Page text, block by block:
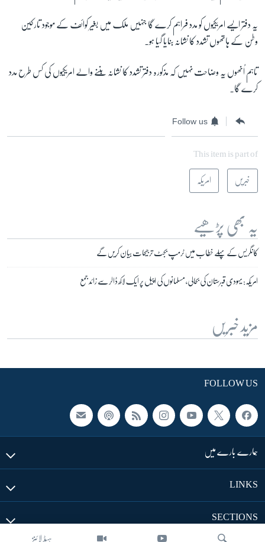
ہیڈ لائنز
یہ دفتر ایسے امریکیوں کو مدد فراہم کرے گا جنہیں ملک میں بغیر کوائف کے موجود تارکین
وطن کے ہاتھوں تشدد کا نشانہ بنایا گیا ہو۔
تاہم اُنھوں یہ وضاحت نہیں کہ مذکورہ دفتر تشدد کا نشانہ بننے والے امریکیوں کی کس طرح مدد
کرے گا۔
Follow us
This item is part of
خبریں امریکہ
یہ بھی پڑھیے
کانگریس کے پہلے خطاب میں ٹرمپ بجٹ ترجیحات بیان کریں گے
امریکہ: یہودی قبرستان کی بحالی، مسلمانوں کی اپیل پر ایک لاکھ ڈالر سے زائد جمع
مزید خبریں
FOLLOW US
ہمارے بارے میں
LINKS
SECTIONS